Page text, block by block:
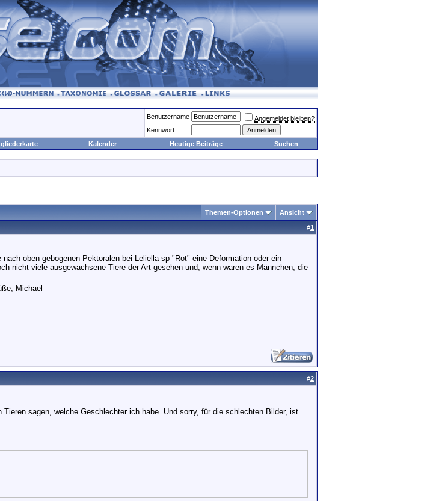
Benutzername
Angemeldet bleiben?
Kennwort
Kalender Heutige Beiträge Suchen
Themen-Optionen Ansicht
#1
oben gebogenen Pektoralen bei Leliella sp "Rot" eine Deformation oder ein
nicht viele ausgewachsene Tiere der Art gesehen und, wenn waren es Männchen, die
Michael
#2
sagen, welche Geschlechter ich habe. Und sorry, für die schlechten Bilder, ist